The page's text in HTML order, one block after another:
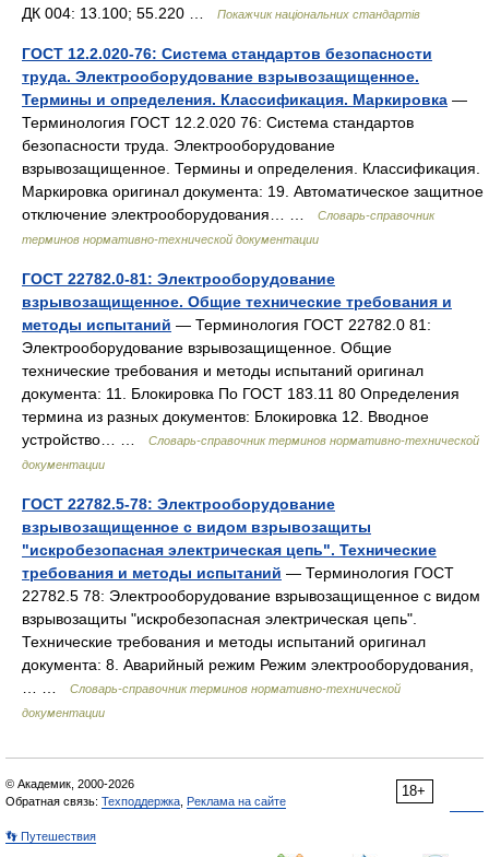
ДК 004: 13.100; 55.220 …
Покажчик національних стандартів
ГОСТ 12.2.020-76: Система стандартов безопасности
труда. Электрооборудование взрывозащищенное.
Термины и определения. Классификация. Маркировка —
Терминология ГОСТ 12.2.020 76: Система стандартов
безопасности труда. Электрооборудование
взрывозащищенное. Термины и определения. Классификация.
Маркировка оригинал документа: 19. Автоматическое защитное
отключение электрооборудования… …
Словарь-справочник
терминов нормативно-технической документации
ГОСТ 22782.0-81: Электрооборудование
взрывозащищенное. Общие технические требования и
методы испытаний — Терминология ГОСТ 22782.0 81:
Электрооборудование взрывозащищенное. Общие
технические требования и методы испытаний оригинал
документа: 11. Блокировка По ГОСТ 183.11 80 Определения
термина из разных документов: Блокировка 12. Вводное
устройство… …
Словарь-справочник терминов нормативно-технической
документации
ГОСТ 22782.5-78: Электрооборудование
взрывозащищенное с видом взрывозащиты
"искробезопасная электрическая цепь". Технические
требования и методы испытаний — Терминология ГОСТ
22782.5 78: Электрооборудование взрывозащищенное с видом
взрывозащиты "искробезопасная электрическая цепь".
Технические требования и методы испытаний оригинал
документа: 8. Аварийный режим Режим электрооборудования,
Словарь-справочник терминов нормативно-технической
документации
18+
© Академик, 2000-2026
Обратная связь: Техподдержка Реклама на сайте
👣 Путешествия